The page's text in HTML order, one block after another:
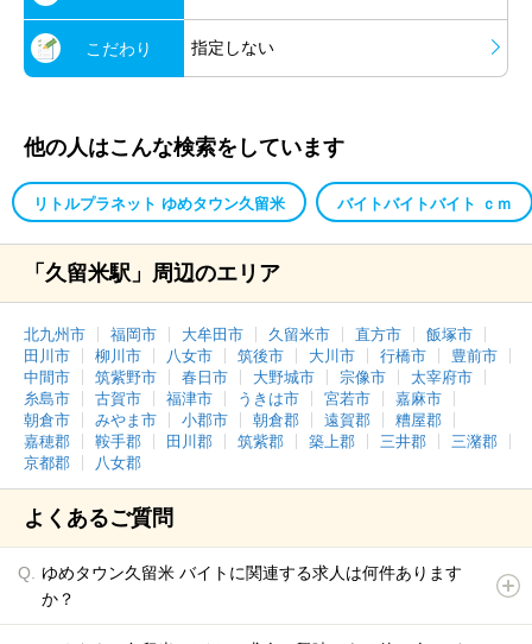
こだわり 指定しない
他の人はこんな検索をしています
リトルプラネット ゆめタウン久留米 バイトバイトバイト ｃｍ
「久留米駅」周辺のエリア
北九州市 福岡市 大牟田市 久留米市 直方市
飯塚市
田川市
柳川市 八女市 筑後市 大川市 行橋市
豊前市
中間市
筑紫野市 春日市 大野城市 宗像市
太宰府市
糸島市
古賀市 福津市 うきは市 宮若市
嘉麻市
朝倉市
みやま市 小郡市 朝倉郡 遠賀郡
糟屋郡
嘉穂郡
鞍手郡 田川郡 筑紫郡 築上郡 三井郡
三潴郡
京都郡
八女郡
よくあるご質問
ゆめタウン久留米 バイトに関連する求人は何件あります
か？